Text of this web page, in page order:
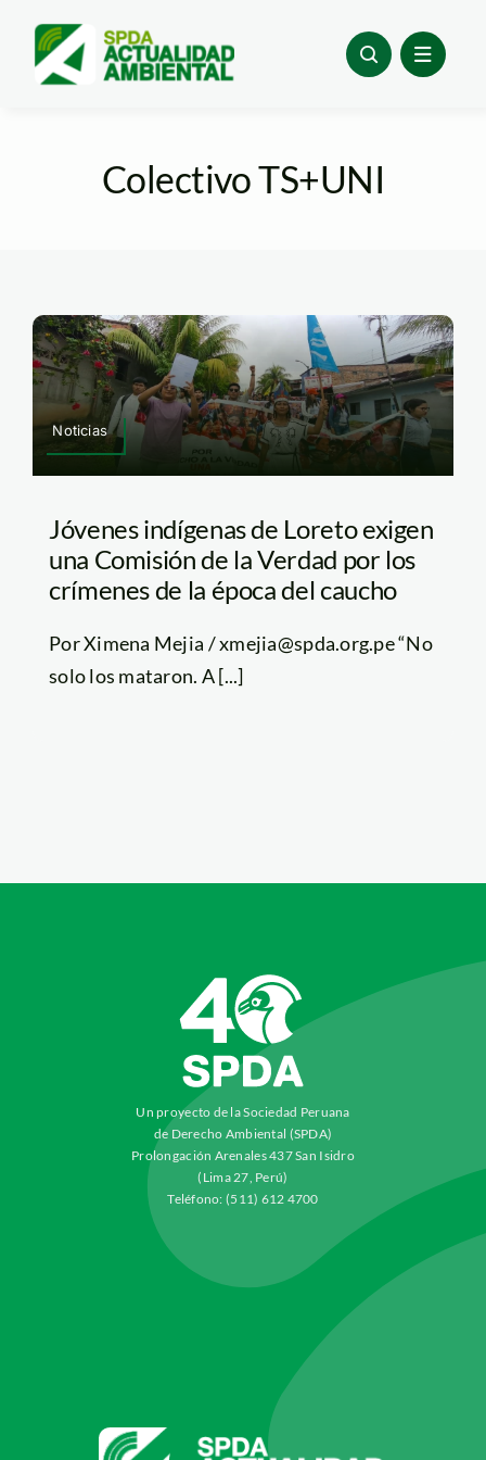
content
Colectivo TS+UNI
Noticias
Jóvenes indígenas de Loreto exigen
una Comisión de la Verdad por los
crímenes de la época del caucho
Por Ximena Mejia / xmejia@spda.org.pe “No
solo los mataron. A [...]
Un proyecto de la Sociedad Peruana
de Derecho Ambiental (SPDA)
Prolongación Arenales 437 San Isidro
(Lima 27, Perú)
Teléfono: (511) 612 4700